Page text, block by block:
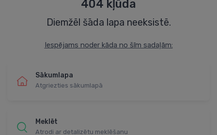
404 kļūda
Diemžēl šāda lapa neeksistē.
Iespējams noder kāda no šīm sadaļām:
Sākumlapa
Atgriezties sākumlapā
Meklēt
Atrodi ar detalizētu meklēšanu